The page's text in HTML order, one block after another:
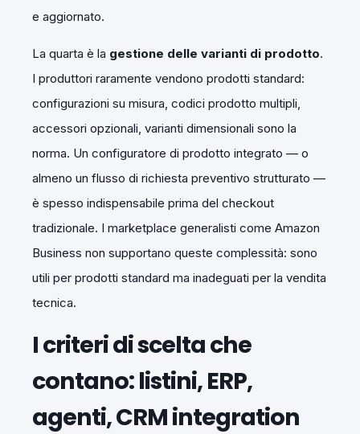
e aggiornato.
La quarta è la gestione delle varianti di prodotto.
I produttori raramente vendono prodotti standard:
configurazioni su misura, codici prodotto multipli,
accessori opzionali, varianti dimensionali sono la
norma. Un configuratore di prodotto integrato — o
almeno un flusso di richiesta preventivo strutturato —
è spesso indispensabile prima del checkout
tradizionale. I marketplace generalisti come Amazon
Business non supportano queste complessità: sono
utili per prodotti standard ma inadeguati per la vendita
tecnica.
I criteri di scelta che
contano: listini, ERP,
agenti, CRM integration